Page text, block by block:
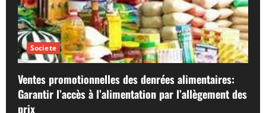
Societe
Ventes promotionnelles des denrées alimentaires:
Garantir l’accès à l’alimentation par l’allègement des
prix